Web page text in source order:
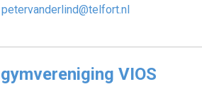
petervanderlind@telfort.nl
gymvereniging VIOS